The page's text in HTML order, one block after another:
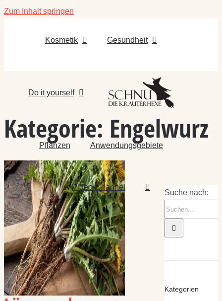
Zum Inhalt springen
Kosmetik Gesundheit
Do it yourself
Pflanzen Anwendungsgebiete
Video-Channel
Kategorie: Engelwurz
Suche nach:
Kategorien